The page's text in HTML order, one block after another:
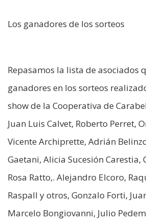
Los ganadores de los sorteos
Repasamos la lista de asociados
ganadores en los sorteos
show de la Cooperativa de
Juan Luis Calvet, Roberto Perret,
Vicente Archiprette, Adrián
Gaetani, Alicia Sucesión Carestia,
Rosa Ratto,. Alejandro Elcoro,
Raspall y otros, Gonzalo Forti,
Marcelo Bongiovanni, Julio